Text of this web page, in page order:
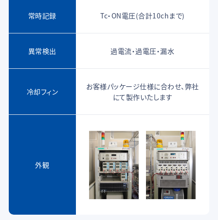
常時記録 Tc・ON電圧(合計10chまで)
異常検出 過電流・過電圧・漏水
冷却フィン
お客様パッケージ仕様に合わせ、弊社
にて製作いたします
外観